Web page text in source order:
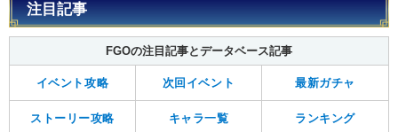
注目記事
FGOの注目記事とデータベース記事
イベント攻略 次回イベント 最新ガチャ
ストーリー攻略 キャラ一覧 ランキング